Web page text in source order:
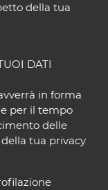
della tua
DATI
in forma
per il tempo
delle
tua privacy